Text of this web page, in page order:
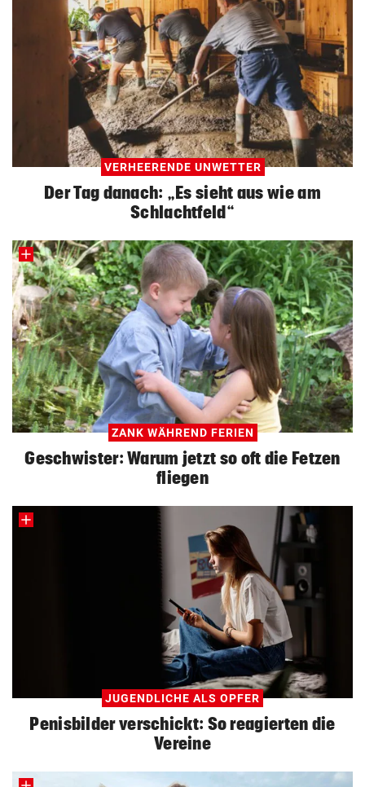
VERHEERENDE UNWETTER
Der Tag danach: „Es sieht aus wie am
Schlachtfeld“
ZANK WÄHREND FERIEN
Geschwister: Warum jetzt so oft die Fetzen
fliegen
JUGENDLICHE ALS OPFER
Penisbilder verschickt: So reagierten die
Vereine